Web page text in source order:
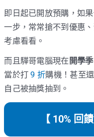
即日起已開放預購，如
一步，常常搶不到優惠
考慮看看。
而且驊哥電腦現在 開學季
當於打 9 折購機！甚至
自己被抽獎抽到。
【 10% 回